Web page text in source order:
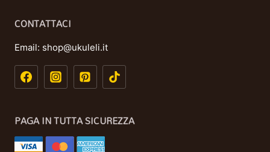
CONTATTACI
Email: shop@ukuleli.it
PAGA IN TUTTA SICUREZZA